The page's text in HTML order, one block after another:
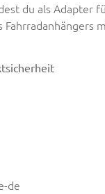
du als Adapter
de